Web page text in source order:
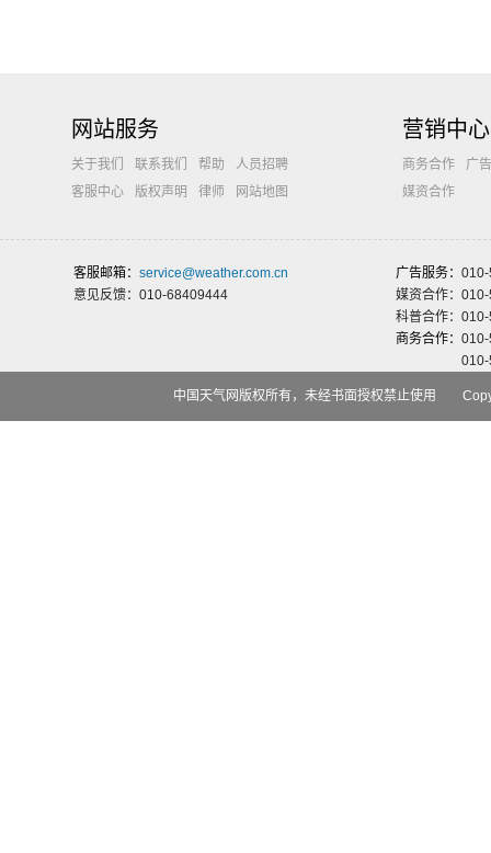
网站服务
关于我们 联系我们 帮助
人员招聘
客服中心
版权声明 律师 网站地图
营销中心
商务合作
广
媒资合作
客服邮箱： service@weather.com.cn
意见反馈：010-68409444
广告服务：
媒资合作：
科普合作：
商务合作：
中国天气网版权所有，未经书面授权禁止使用